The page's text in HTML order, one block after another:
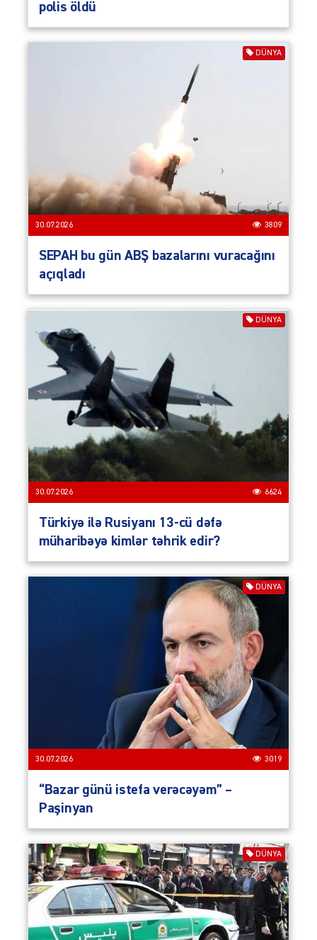
polis öldü
DÜNYA
30.07.2026 3809
SEPAH bu gün ABŞ bazalarını vuracağını
açıqladı
DÜNYA
30.07.2026 6624
Türkiyə ilə Rusiyanı 13-cü dəfə
müharibəyə kimlər təhrik edir?
DÜNYA
30.07.2026 3019
“Bazar günü istefa verəcəyəm” –
Paşinyan
DÜNYA